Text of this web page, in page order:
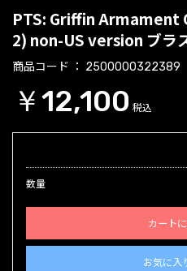
PTS: Griffin Armament
2) non-US version ブラ
商品コード 2500000322389
￥12,100 税込
数量
カート
お気に入